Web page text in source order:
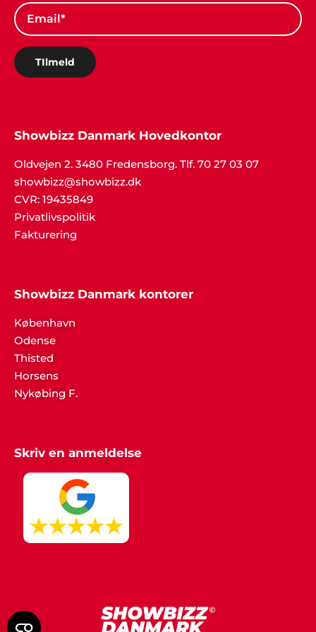
TIlmeld
Showbizz Danmark Hovedkontor
Oldvejen 2. 3480 Fredensborg. Tlf. 70 27 03 07
showbizz@showbizz.dk
CVR: 19435849
Privatlivspolitik
Fakturering
Showbizz Danmark kontorer
København
Odense
Thisted
Horsens
Nykøbing F.
Skriv en anmeldelse